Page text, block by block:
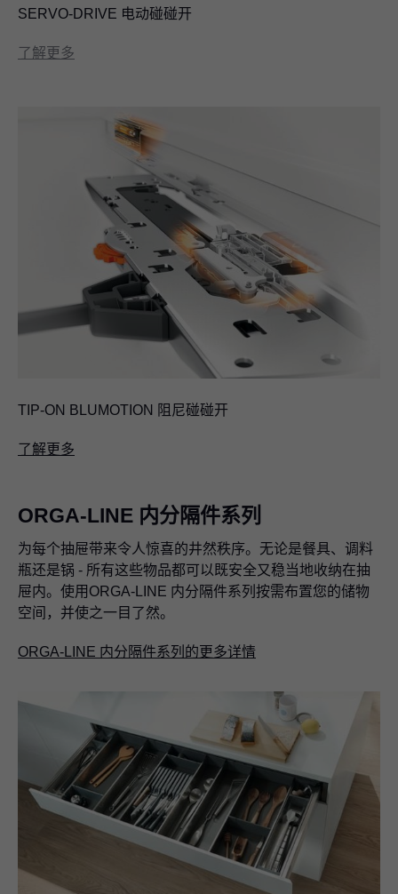
SERVO-DRIVE 电动碰碰开
了解更多
TIP-ON BLUMOTION 阻尼碰碰开
了解更多
ORGA-LINE 内分隔件系列
为每个抽屉带来令人惊喜的井然秩序。无论是餐具、调料
瓶还是锅 - 所有这些物品都可以既安全又稳当地收纳在抽
屉内。使用ORGA-LINE 内分隔件系列按需布置您的储物
空间，并使之一目了然。
ORGA-LINE 内分隔件系列的更多详情